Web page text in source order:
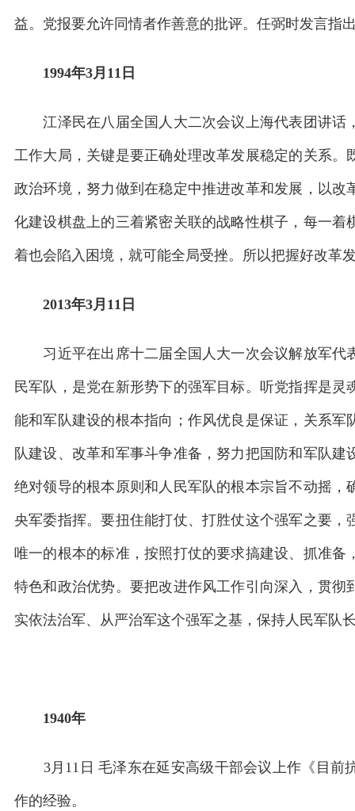
益。党报要允许同情者作善意的批评。任弼时发言指
1994年3月11日
江泽民在八届全国人大二次会议上海代表团讲话
工作大局，关键是要正确处理改革发展稳定的关系
政治环境，努力做到在稳定中推进改革和发展，以
化建设棋盘上的三着紧密关联的战略性棋子，每一
着也会陷入困境，就可能全局受挫。所以把握好改革
2013年3月11日
习近平在出席十二届全国人大一次会议解放军代
民军队，是党在新形势下的强军目标。听党指挥是
能和军队建设的根本指向；作风优良是保证，关系
队建设、改革和军事斗争准备，努力把国防和军队
绝对领导的根本原则和人民军队的根本宗旨不动摇
央军委指挥。要扭住能打仗、打胜仗这个强军之要
唯一的根本的标准，按照打仗的要求搞建设、抓准
特色和政治优势。要把改进作风工作引向深入，贯
实依法治军、从严治军这个强军之基，保持人民军队
1940年
3月11日 毛泽东在延安高级干部会议上作《目前
作的经验。